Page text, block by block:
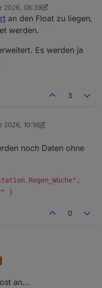
-
-
2026, 08:39
an den Float zu liegen,
werden.
Es werden ja
3
2026, 10:16
noch Daten ohne
}
0
"value": ".787" }
an...